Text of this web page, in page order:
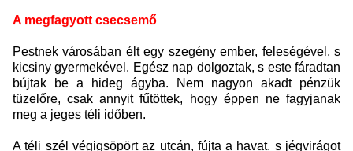
A megfagyott csecsemő
Pestnek városában élt egy szegény ember, feleségével, s
kicsiny gyermekével. Egész nap dolgoztak, s este fáradtan
bújtak be a hideg ágyba. Nem nagyon akadt pénzük
tüzelőre, csak annyit fűtöttek, hogy éppen ne fagyjanak
meg a jeges téli időben.
A téli szél végigsöpört az utcán, fújta a havat, s jégvirágot